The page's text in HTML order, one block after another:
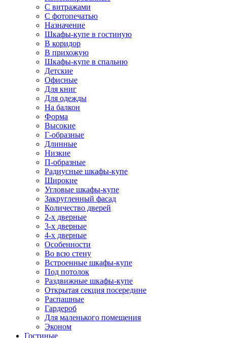
С витражами
С фотопечатью
Назначение
Шкафы-купе в гостиную
В коридор
В прихожую
Шкафы-купе в спальню
Детские
Офисные
Для книг
Для одежды
На балкон
Форма
Высокие
Г-образные
Длинные
Низкие
П-образные
Радиусные шкафы-купе
Широкие
Угловые шкафы-купе
Закругленный фасад
Количество дверей
2-х дверные
3-х дверные
4-х дверные
Особенности
Во всю стену
Встроенные шкафы-купе
Под потолок
Раздвижные шкафы-купе
Открытая секция посередине
Распашные
Гардероб
Для маленького помещения
Эконом
Гостиные